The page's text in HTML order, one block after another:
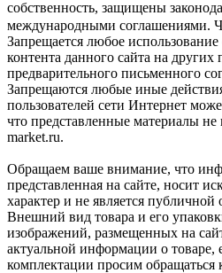
собственность, защищены
международными соглашениями.
Запрещается любое
контента данного сайта на других
предварительного письменного
Запрещаются любые иные
пользователей сети Интернет
что представленные материалы
market.ru.
Обращаем ваше внимание, что
представленная на сайте, носит
характер и не является
Внешний вид товара и его
изображений, размещенных на
актуальной информации о товаре,
комплектации просим